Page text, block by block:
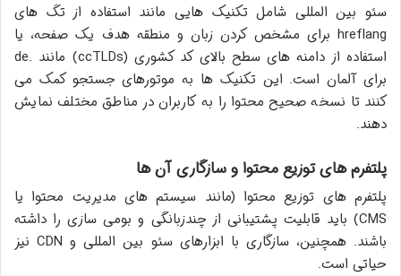
سئو بین المللی شامل تکنیک هایی مانند استفاده از تگ های
hreflang برای مشخص کردن زبان و منطقه هدف یک صفحه، یا
استفاده از دامنه های سطح بالای کد کشوری (ccTLDs) مانند .de
برای آلمان است. این تکنیک ها به موتورهای جستجو کمک می
کنند تا نسخه صحیح محتوا را به کاربران در مناطق مختلف نمایش
دهند.
پلتفرم های توزیع محتوا و سازگاری آن ها
پلتفرم های توزیع محتوا (مانند سیستم های مدیریت محتوا یا
CMS) باید قابلیت پشتیبانی از چندزبانگی و بومی سازی را داشته
باشند. همچنین، سازگاری با ابزارهای سئو بین المللی و CDN نیز
حیاتی است.